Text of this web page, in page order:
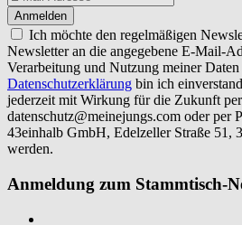
Ich möchte den regelmäßigen
Newsletter an die angegebene E-Mail-
Verarbeitung und Nutzung meiner Daten
Datenschutzerklärung bin ich
jederzeit mit Wirkung für die Zukunft
datenschutz@meinejungs.com oder per
43einhalb GmbH, Edelzeller Straße 51,
werden.
Anmeldung zum Stammtisch-